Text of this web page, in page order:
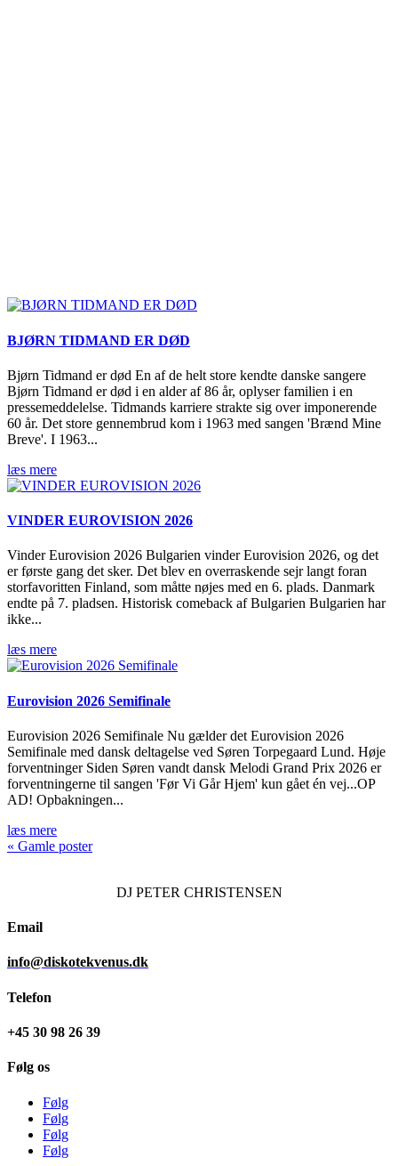
BJØRN TIDMAND ER DØD
Bjørn Tidmand er død En af de helt store kendte danske sangere
Bjørn Tidmand er død i en alder af 86 år, oplyser familien i en
pressemeddelelse. Tidmands karriere strakte sig over imponerende
60 år. Det store gennembrud kom i 1963 med sangen 'Brænd Mine
Breve'. I 1963...
læs mere
VINDER EUROVISION 2026
Vinder Eurovision 2026 Bulgarien vinder Eurovision 2026, og det
er første gang det sker. Det blev en overraskende sejr langt foran
storfavoritten Finland, som måtte nøjes med en 6. plads. Danmark
endte på 7. pladsen. Historisk comeback af Bulgarien Bulgarien har
ikke...
læs mere
Eurovision 2026 Semifinale
Eurovision 2026 Semifinale Nu gælder det Eurovision 2026
Semifinale med dansk deltagelse ved Søren Torpegaard Lund. Høje
forventninger Siden Søren vandt dansk Melodi Grand Prix 2026 er
forventningerne til sangen 'Før Vi Går Hjem' kun gået én vej...OP
AD! Opbakningen...
læs mere
« Gamle poster
DJPETER CHRISTENSEN
Email
info@diskotekvenus.dk
Telefon
+45 30 98 26 39
Følg os
Følg
Følg
Følg
Følg